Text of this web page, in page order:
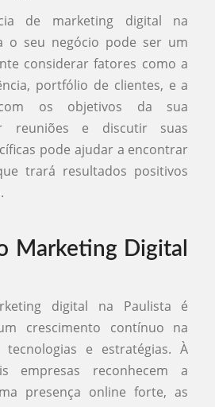
de marketing digital na
o seu negócio pode ser um
considerar fatores como a
portfólio de clientes, e a
com os objetivos da sua
reuniões e discutir suas
pode ajudar a encontrar
trará resultados positivos
Marketing Digital
digital na Paulista é
crescimento contínuo na
e estratégias. À
empresas reconhecem a
presença online forte, as